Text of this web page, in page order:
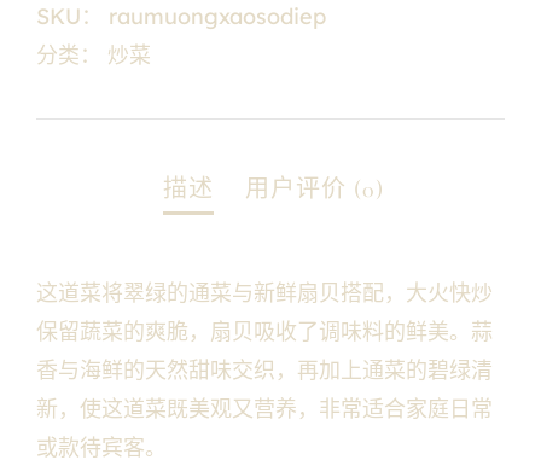
SKU： raumuongxaosodiep
分类： 炒菜
这道菜将翠绿的通菜与新鲜扇贝搭配，大火快炒
保留蔬菜的爽脆，扇贝吸收了调味料的鲜美。蒜
香与海鲜的天然甜味交织，再加上通菜的碧绿清
新，使这道菜既美观又营养，非常适合家庭日常
或款待宾客。